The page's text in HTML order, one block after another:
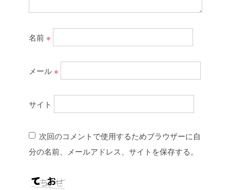
名前※
メール※
サイト
次回のコメントで使用するためブラウザーに自
分の名前、メールアドレス、サイトを保存する。